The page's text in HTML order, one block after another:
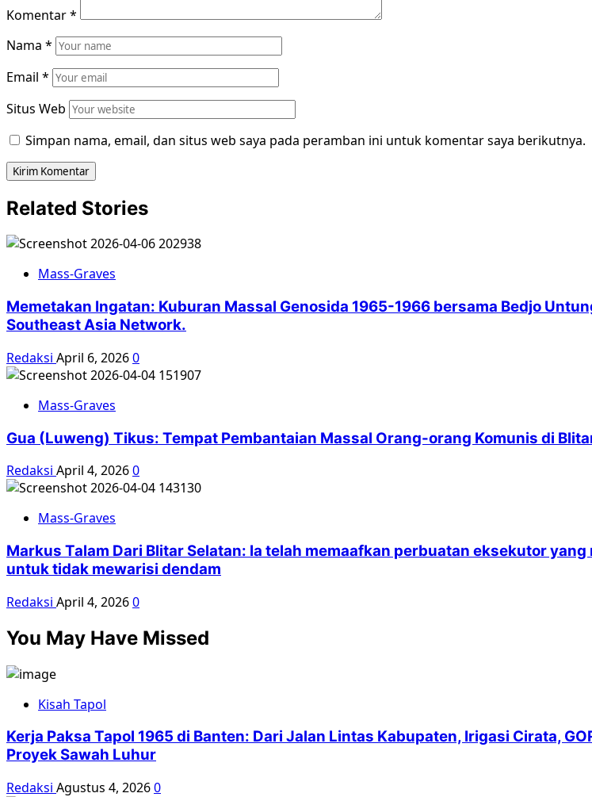
Komentar*
Nama *
Email *
Situs Web
Simpan nama, email, dan situs web saya pada peramban ini untuk komentar saya berikutnya.
Related Stories
Mass-Graves
Memetakan Ingatan: Kuburan Massal Genosida 1965-1966 bersama Bedjo
Southeast Asia Network.
Redaksi April 6, 20260
Mass-Graves
Gua (Luweng) Tikus: Tempat Pembantaian Massal Orang-orang Komunis di
Redaksi April 4, 20260
Mass-Graves
Markus Talam Dari Blitar Selatan: Ia telah memaafkan perbuatan eksekutor
untuk tidak mewarisi dendam
Redaksi April 4, 20260
You May Have Missed
Kisah Tapol
Kerja Paksa Tapol 1965 di Banten: Dari Jalan Lintas Kabupaten, Irigasi Cirata,
Proyek Sawah Luhur
Redaksi Agustus 4, 20260